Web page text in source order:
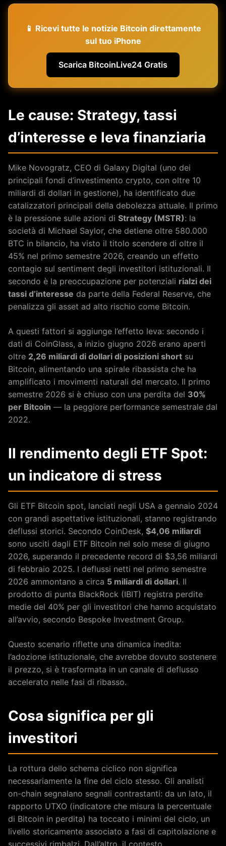
📱 Ricevi tutte le notizie Bitcoin direttamente
sul tuo iPhone
Scarica BitcoinLive24 Gratis
Le cause: Strategy, tassi
d’interesse e leva finanziaria
Mike Novogratz, CEO di Galaxy Digital (uno dei
principali fondi d’investimento crypto, con oltre 10
miliardi di dollari in gestione), ha identificato due
catalizzatori principali della debolezza attuale. Il primo
è la pressione sulle azioni di Strategy (MSTR): la
società di Michael Saylor, che detiene oltre 580.000
BTC in bilancio, ha visto il titolo scendere di oltre il
45% nel primo semestre 2026, creando un effetto
contagio sul sentiment degli investitori istituzionali. Il
secondo è la preoccupazione per potenziali rialzi dei
tassi d’interesse da parte della Federal Reserve, che
penalizza gli asset ad alto rischio come Bitcoin.
A questi fattori si aggiunge l’effetto leva: secondo i
dati di CoinGlass, a inizio giugno 2026 erano aperti
oltre 2,26 miliardi di dollari di posizioni short su
Bitcoin, alimentando una spirale ribassista che ha
amplificato i movimenti naturali del mercato. Il primo
semestre 2026 si è chiuso con una perdita del 30%
per Bitcoin — la peggiore performance semestrale dal
2022.
Il rendimento degli ETF Spot:
un indicatore di stress
Gli ETF Bitcoin spot, lanciati negli USA a gennaio 2024
con grandi aspettative istituzionali, stanno registrando
deflussi storici. Secondo CoinDesk, $4,06 miliardi
sono usciti dagli ETF Bitcoin nel solo mese di giugno
2026, superando il precedente record di $3,56 miliardi
di febbraio 2025. I deflussi netti nel primo semestre
2026 ammontano a circa 5 miliardi di dollari. Il
prodotto di punta BlackRock (IBIT) registra perdite
medie del 40% per gli investitori che hanno acquistato
all’avvio, secondo Bespoke Investment Group.
Questo scenario riflette una dinamica inedita:
l’adozione istituzionale, che avrebbe dovuto sostenere
il prezzo, si è trasformata in un canale di deflusso
accelerato nelle fasi di ribasso.
Cosa significa per gli
investitori
La rottura dello schema ciclico non significa
necessariamente la fine del ciclo stesso. Gli analisti
on-chain segnalano segnali contrastanti: da un lato, il
rapporto UTXO (indicatore che misura la percentuale
di Bitcoin in perdita) ha toccato i minimi del ciclo, un
livello storicamente associato a fasi di capitolazione e
successivi rimbalzi. Dall’altro, il contesto